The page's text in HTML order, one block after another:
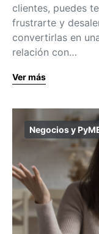
clientes, puedes
frustrarte y
convertirlas en
relación con…
Ver más
Negocios y